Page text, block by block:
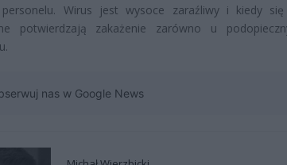
personelu. Wirus jest wysoce zaraźliwy i kiedy
potwierdzają zakażenie zarówno u
nas w Google News